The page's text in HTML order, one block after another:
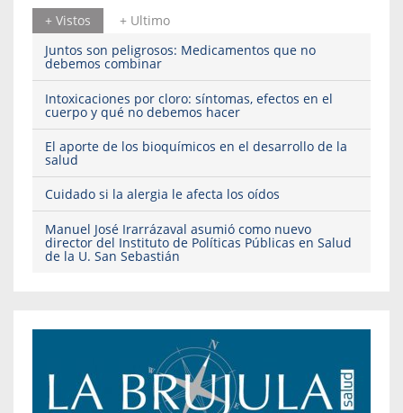
+ Vistos
+ Ultimo
Juntos son peligrosos: Medicamentos que no
debemos combinar
Intoxicaciones por cloro: síntomas, efectos en el
cuerpo y qué no debemos hacer
El aporte de los bioquímicos en el desarrollo de la
salud
Cuidado si la alergia le afecta los oídos
Manuel José Irarrázaval asumió como nuevo
director del Instituto de Políticas Públicas en Salud
de la U. San Sebastián